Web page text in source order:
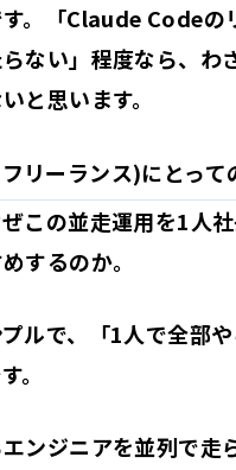
。「Claude Codeの
ない」程度なら、わ
と思います。
リーランス)にとって
この並走運用を1人
するのか。
ルで、
「1人で全部
。
ンジニアを並列で走